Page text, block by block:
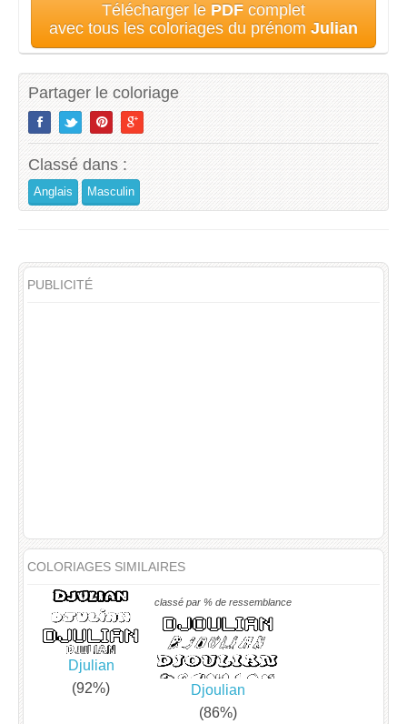
Télécharger le PDF complet
avec tous les coloriages du prénom Julian
Partager le coloriage
Classé dans :
Anglais Masculin
PUBLICITÉ
COLORIAGES SIMILAIRES
classé par % de ressemblance
Djulian
(92%)
Djoulian
(86%)